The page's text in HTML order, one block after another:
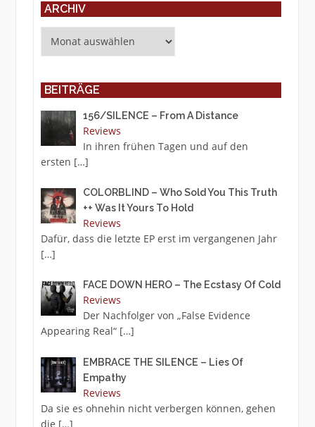
ARCHIV
BEITRÄGE
156/SILENCE – From A Distance
Reviews
In ihren frühen Tagen und auf den
ersten […]
COLORBLIND – Who Sold You This Truth
++ Was It Yours To Hold
Reviews
Dafür, dass die letzte EP erst im vergangenen Jahr
[…]
FACE DOWN HERO – The Ecstasy Of Cold
Reviews
Der Nachfolger von „False Evidence
Appearing Real“ […]
EMBRACE THE SILENCE – Lies Of
Empathy
Reviews
Da sie es ohnehin nicht verbergen können, gehen
die […]